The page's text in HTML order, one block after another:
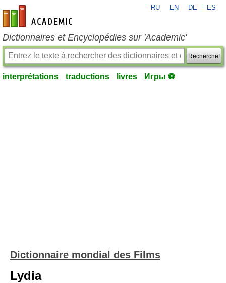
fr-academic.com
RU EN DE ES
Dictionnaires et Encyclopédies sur 'Academic'
Recherche!
interprétations traductions livres Игры ⚽
Dictionnaire mondial des Films
Lydia